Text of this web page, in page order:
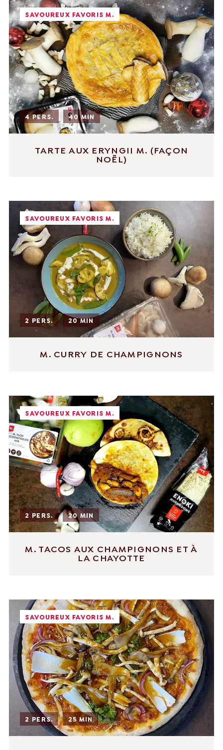
SAVOUREUX FAVORIS M.
4 PERS. 40 MIN
TARTE AUX ERYNGII M. (FAÇON
NOËL)
SAVOUREUX FAVORIS M.
2 PERS. 20 MIN
M. CURRY DE CHAMPIGNONS
SAVOUREUX FAVORIS M.
2 PERS. 20 MIN
M. TACOS AUX CHAMPIGNONS ET À
LA CHAYOTTE
SAVOUREUX FAVORIS M.
2 PERS. 25 MIN